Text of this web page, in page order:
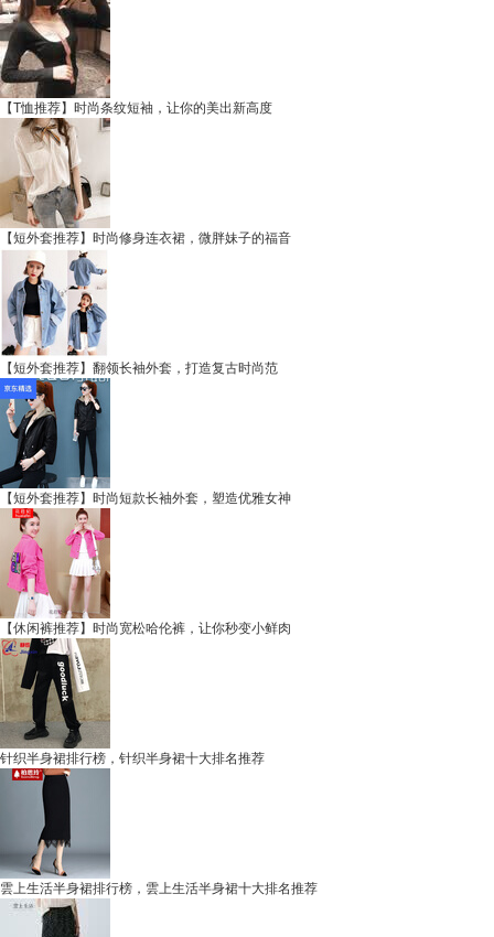
【T恤推荐】时尚条纹短袖，让你的美出新高度
【短外套推荐】时尚修身连衣裙，微胖妹子的福音
【短外套推荐】翻领长袖外套，打造复古时尚范
【短外套推荐】时尚短款长袖外套，塑造优雅女神
【休闲裤推荐】时尚宽松哈伦裤，让你秒变小鲜肉
针织半身裙排行榜，针织半身裙十大排名推荐
雲上生活半身裙排行榜，雲上生活半身裙十大排名推荐